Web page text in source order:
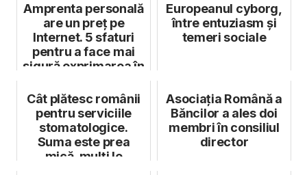
Amprenta personală
are un preț pe
Internet. 5 sfaturi
pentru a face mai
sigură exprimarea în
Europeanul cyborg,
între entuziasm și
temeri sociale
Cât plătesc românii
pentru serviciile
stomatologice.
Suma este prea
mică, mulți le
Asociația Română a
Băncilor a ales doi
membri în consiliul
director